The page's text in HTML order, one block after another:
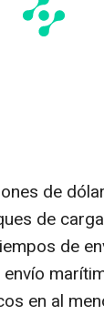
de
de
de
en al